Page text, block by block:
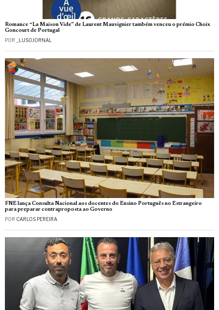
Romance “La Maison Vide” de Laurent Mauvignier também venceu o prémio Choix
Goncourt de Portugal
POR _LUSOJORNAL
FNE lança Consulta Nacional aos docentes do Ensino Português no Estrangeiro
para preparar contraproposta ao Governo
POR CARLOS PEREIRA